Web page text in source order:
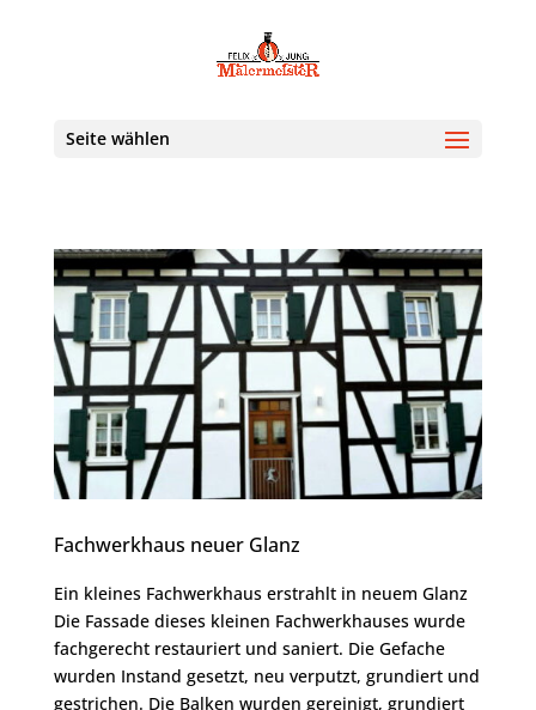
Seite wählen
Fachwerkhaus neuer Glanz
Ein kleines Fachwerkhaus erstrahlt in neuem Glanz
Die Fassade dieses kleinen Fachwerkhauses wurde
fachgerecht restauriert und saniert. Die Gefache
wurden Instand gesetzt, neu verputzt, grundiert und
gestrichen. Die Balken wurden gereinigt, grundiert